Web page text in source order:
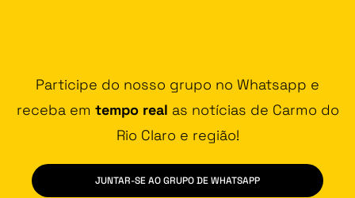
Participe do nosso grupo no Whatsapp e
receba em tempo real as notícias de Carmo do
Rio Claro e região!
JUNTAR-SE AO GRUPO DE WHATSAPP